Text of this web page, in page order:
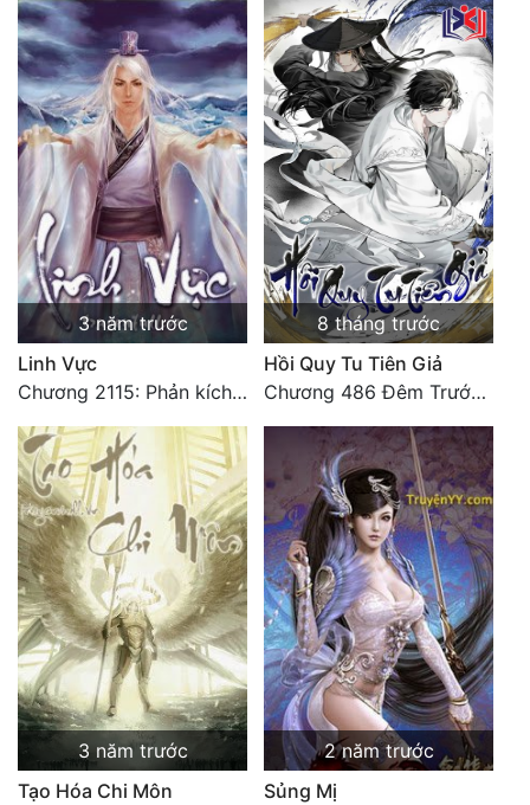
3 năm trước
Linh Vực
Chương 2115: Phản kích cuối cùng
8 tháng trước
Hồi Quy Tu Tiên Giả
Chương 486 Đêm Trước Ngày Tận Thế (3)
3 năm trước
Tạo Hóa Chi Môn
2 năm trước
Sủng Mị